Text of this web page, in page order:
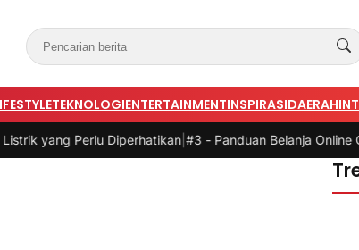
TEKNOLOGIENTERTAINMENTINSPIRASIDAERAH
yang Perlu Diperhatikan|#3 -Panduan Belanja Online